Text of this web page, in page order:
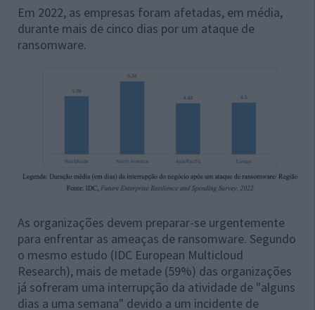
Em 2022, as empresas foram afetadas, em média,
durante mais de cinco dias por um ataque de
ransomware.
As organizações devem preparar-se urgentemente
para enfrentar as ameaças de ransomware. Segundo
o mesmo estudo (IDC European Multicloud
Research), mais de metade (59%) das organizações
já sofreram uma interrupção da atividade de "alguns
dias a uma semana" devido a um incidente de